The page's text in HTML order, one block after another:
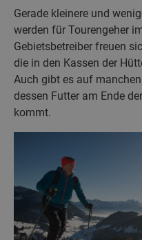
Gerade kleinere und
werden für Tourengeher
Gebietsbetreiber freuen
die in den Kassen der
Auch gibt es auf
dessen Futter am Ende
kommt.